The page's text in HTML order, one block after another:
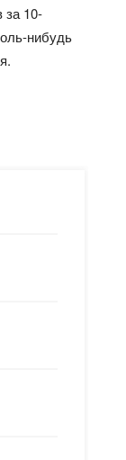
за 10-
нибудь